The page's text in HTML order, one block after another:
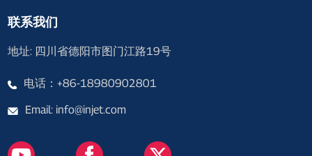
联系我们
地址: 四川省德阳市图门江路19号
电话：+86-18980902801
Email: info@injet.com